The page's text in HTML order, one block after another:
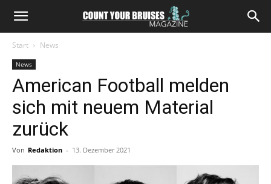
Start News
News
American Football melden
sich mit neuem Material
zurück
Von Redaktion - 13. Dezember 2021